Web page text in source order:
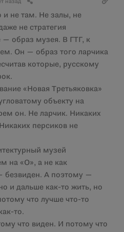
назад
и не там. Не залы, не
не стратегия
— образ музея. В ГТГ, к
Он — образ того ларчика
которые, русскому
«Новая Третьяковка»
объекту на
он. Не ларчик. Никаких
персиков не
музей
на «О», а не как
безвиден. А поэтому —
и дальше как-то жить, но
что лучше что-то
то.
что виден. И потому что